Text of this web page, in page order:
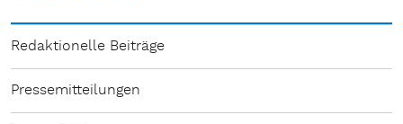
Redaktionelle Beiträge
Pressemitteilungen